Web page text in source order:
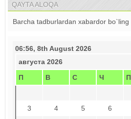
QAYTA ALOQA
Barcha tadburlardan xabardor bo`ling
06:56, 8th August 2026
августа 2026
П
В С Ч П
3
4 5 6